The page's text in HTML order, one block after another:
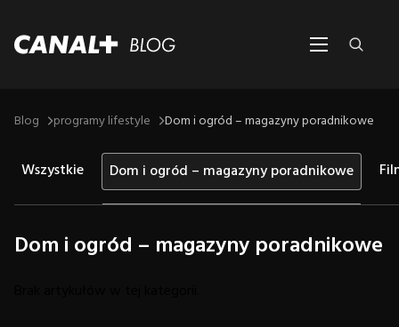
Blog programy lifestyle Dom i ogród – magazyny poradnikowe
Wszystkie Dom i ogród – magazyny poradnikowe
Dom i ogród – magazyny poradnikowe